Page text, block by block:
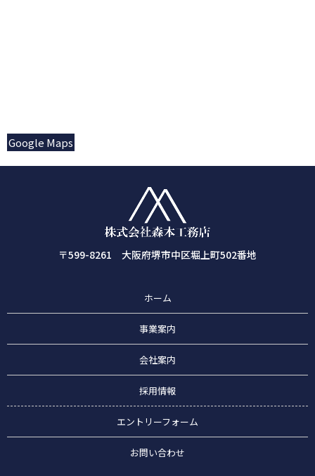
Google Maps
〒599-8261 大阪府堺市中区堀上町502番地
ホーム
事業案内
会社案内
採用情報
エントリーフォーム
お問い合わせ